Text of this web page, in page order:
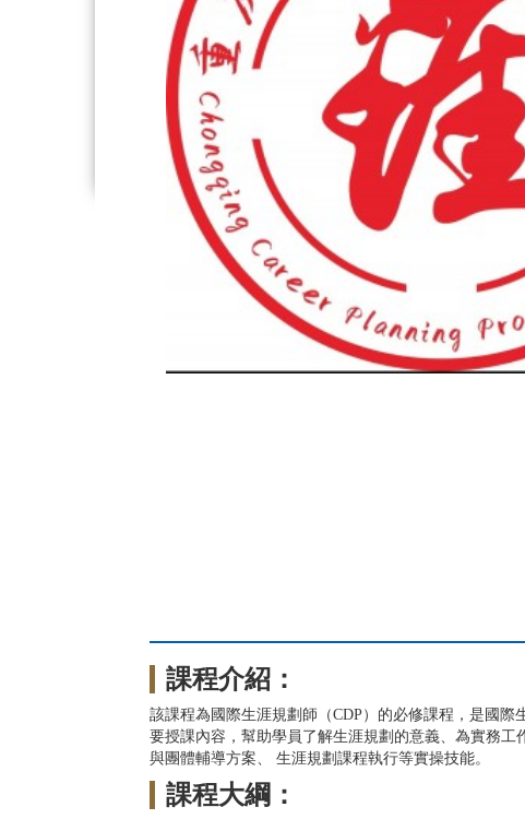
課程介紹：
該課程為國際生涯規劃師（CDP）的必修課程，是國
要授課內容，幫助學員了解生涯規劃的意義、為實務
與團體輔導方案、 生涯規劃課程執行等實操技能。
課程大綱：